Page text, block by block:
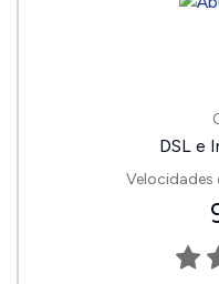
DSL e
Velocidades